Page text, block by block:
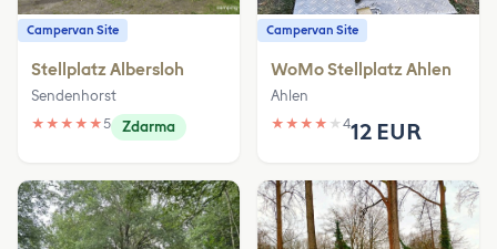
Campervan Site
Stellplatz Albersloh
Sendenhorst
★ ★ ★ ★ ★5 Zdarma
Campervan Site
WoMo Stellplatz Ahlen
Ahlen
★ ★ ★ ★ ★ 412 EUR